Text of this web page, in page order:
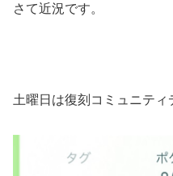
さて近況です。
土曜日は復刻コミュニティ